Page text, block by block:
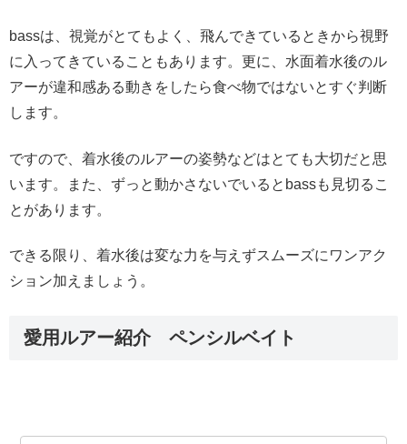
bassは、視覚がとてもよく、飛んできているときから視野
に入ってきていることもあります。更に、水面着水後のル
アーが違和感ある動きをしたら食べ物ではないとすぐ判断
します。
ですので、着水後のルアーの姿勢などはとても大切だと思
います。また、ずっと動かさないでいるとbassも見切るこ
とがあります。
できる限り、着水後は変な力を与えずスムーズにワンアク
ション加えましょう。
愛用ルアー紹介 ペンシルベイト